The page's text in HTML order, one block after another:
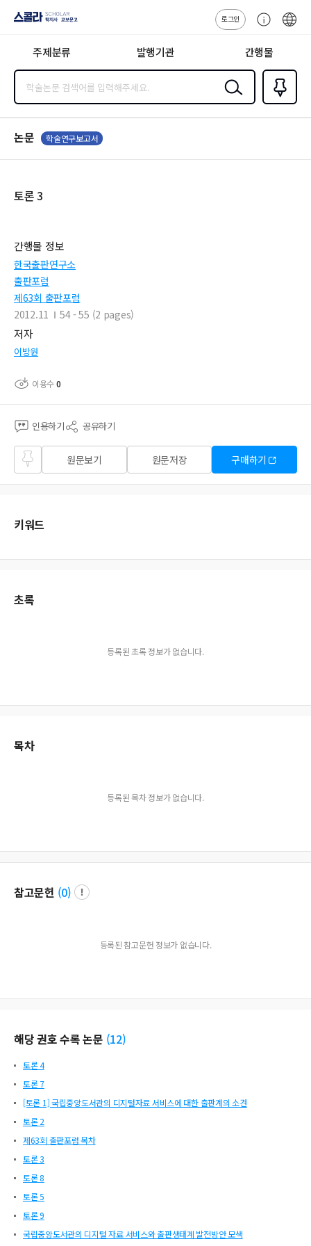
지사·교보문고
로그인
센
주제분류 발행기관 간행물
검색
즐겨찾
기0
논문 학술연구보고서
토론 3
간행물 정보
한국출판연구소
출판포럼
제63회 출판포럼
2012.11
54 - 55 (2 pages)
저자
이방원
이용수0
인용하기 공유하기
즐겨
찾기
원문보기 원문저장 구매하기
키워드
초록
등록된 초록 정보가 없습니다.
목차
등록된 목차 정보가 없습니다.
참고문헌 (0)
등록된 참고문헌 정보가 없습니다.
해당 권호 수록 논문 (12)
토론 4
토론 7
[토론 1] 국립중앙도서관의 디지털자료 서비스에 대한 출판계의 소견
토론 2
제63회 출판포럼 목차
토론 3
토론 8
토론 5
토론 9
국립중앙도서관의 디지털 자료 서비스와 출판생태계 발전방안 모색